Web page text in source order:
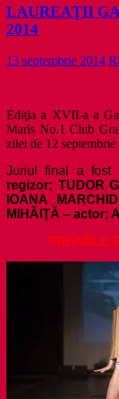
LAUREAŢII
2014
13 septembrie 2014
Ediţia a XVII-a a
Maris No.1 Club
zilei de 12
Juriul final a fost
regizor; TUDOR
IOANA
MIHĂIŢĂ – actor;
PREMIILE